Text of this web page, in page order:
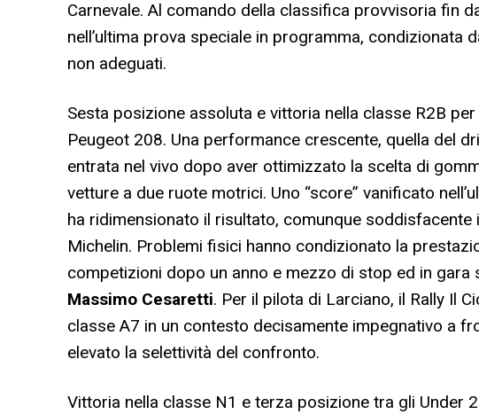
Carnevale. Al comando della classifica provvisoria fin
nell’ultima prova speciale in programma, condizionata
non adeguati.
Sesta posizione assoluta e vittoria nella classe R2B per
Peugeot 208. Una performance crescente, quella del
entrata nel vivo dopo aver ottimizzato la scelta di
vetture a due ruote motrici. Uno “score” vanificato
ha ridimensionato il risultato, comunque
Michelin. Problemi fisici hanno condizionato la
competizioni dopo un anno e mezzo di stop ed in gara
Massimo Cesaretti. Per il pilota di Larciano, il Rally Il
classe A7 in un contesto decisamente impegnativo a
elevato la selettività del confronto.
Vittoria nella classe N1 e terza posizione tra gli Under